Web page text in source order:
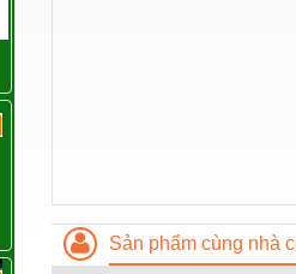
Sản phẩm cùng nhà